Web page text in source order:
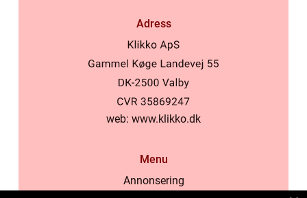
Adress
web: www.klikko.dk
Menu
Annonsering